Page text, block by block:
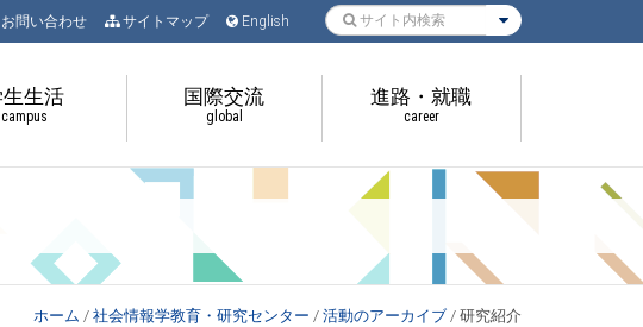
お問い合わせ サイトマップ English
生活
campus
国際交流
global
進路・就職
career
ホーム / 社会情報学教育・研究センター / 活動のアーカイブ / 研究紹介